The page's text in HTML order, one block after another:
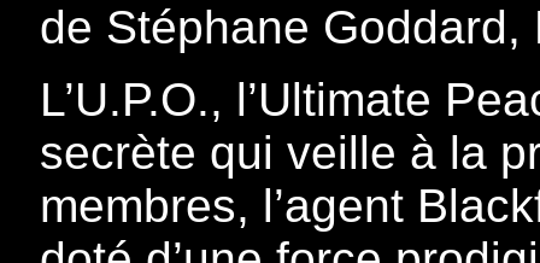
de Stéphane
L’U.P.O., l’Ultimate
secrète qui veille à la
membres, l’agent